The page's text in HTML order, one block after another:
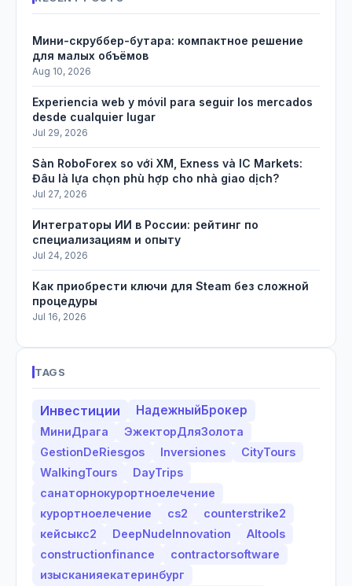
Мини-скруббер-бутара: компактное решение
для малых объёмов
Aug 10, 2026
Experiencia web y móvil para seguir los mercados
desde cualquier lugar
Jul 29, 2026
Sàn RoboForex so với XM, Exness và IC Markets:
Đâu là lựa chọn phù hợp cho nhà giao dịch?
Jul 27, 2026
Интеграторы ИИ в России: рейтинг по
специализациям и опыту
Jul 24, 2026
Как приобрести ключи для Steam без сложной
процедуры
Jul 16, 2026
TAGS
Инвестиции НадежныйБрокер
МиниДрага
ЭжекторДляЗолота
GestionDeRiesgos
Inversiones
CityTours
WalkingTours
DayTrips
санаторнокурортноелечение
курортноелечение
cs2
counterstrike2
кейсыкс2
DeepNudeInnovation
AItools
constructionfinance
contractorsoftware
изысканияекатеринбург